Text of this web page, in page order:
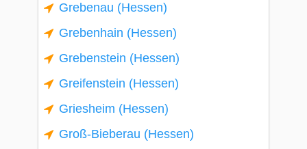
Grebenau (Hessen)
Grebenhain (Hessen)
Grebenstein (Hessen)
Greifenstein (Hessen)
Griesheim (Hessen)
Groß-Bieberau (Hessen)